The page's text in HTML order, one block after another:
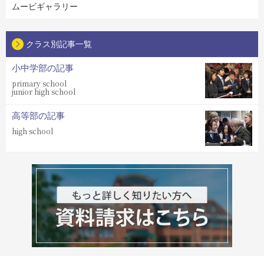
ムービギャラリー
クラス別記事一覧
小中学部の記事
primary school
junior high school
高等部の記事
high school